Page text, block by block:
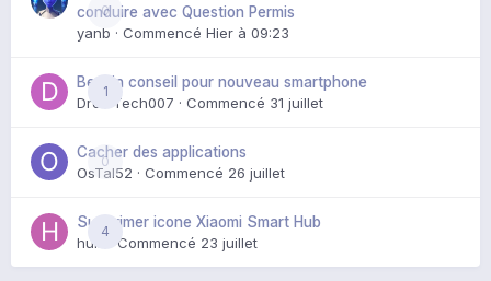
0
conduire avec Question Permis
yanb · Commencé Hier à 09:23
1
Besoin conseil pour nouveau smartphone
DroidTech007 · Commencé 31 juillet
0
Cacher des applications
OsTal52 · Commencé 26 juillet
4
Supprimer icone Xiaomi Smart Hub
huik · Commencé 23 juillet